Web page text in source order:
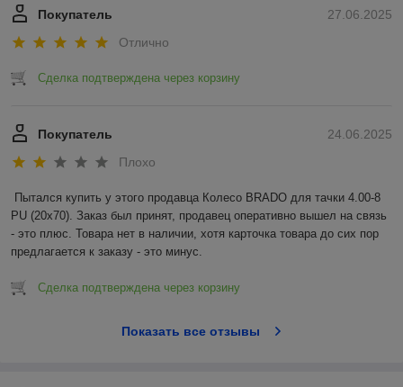
27.06.2025
Покупатель
Отлично
Сделка подтверждена через корзину
24.06.2025
Покупатель
Плохо
Пытался купить у этого продавца Колесо BRADO для тачки 4.00-8
PU (20x70). Заказ был принят, продавец оперативно вышел на связь
- это плюс. Товара нет в наличии, хотя карточка товара до сих пор
предлагается к заказу - это минус.
Сделка подтверждена через корзину
Показать все отзывы